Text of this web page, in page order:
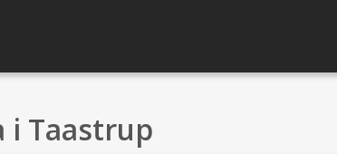
i Taastrup